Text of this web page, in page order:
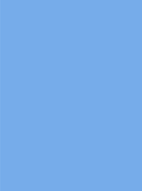
in 3h